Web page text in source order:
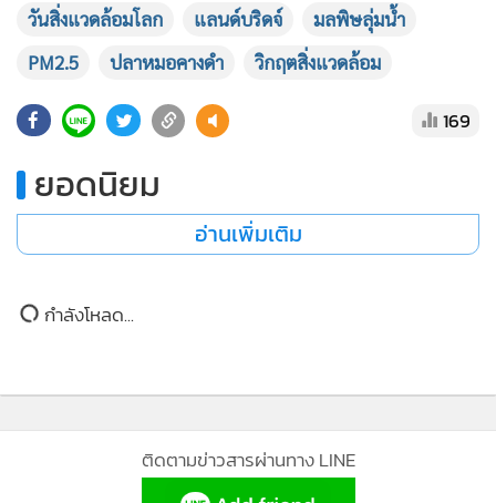
วันสิ่งแวดล้อมโลก
แลนด์บริดจ์
มลพิษลุ่มน้ำ
PM2.5
ปลาหมอคางดำ วิกฤตสิ่งแวดล้อม
169
ยอดนิยม
อ่านเพิ่มเติม
กำลังโหลด...